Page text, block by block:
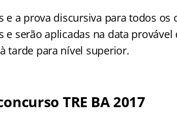
e a prova discursiva para todos os
e serão aplicadas na data
tarde para nível superior.
TRE BA 2017